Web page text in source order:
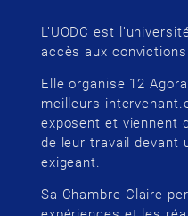
L’UODC est
accès aux convictions
Elle organise 12
meilleurs
exposent et viennent
de leur travail devant
exigeant.
Sa Chambre Claire